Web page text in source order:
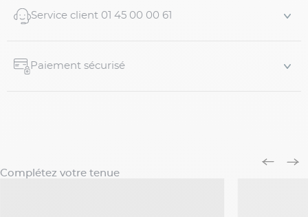
Service client 01 45 00 00 61
Paiement sécurisé
Complétez votre tenue